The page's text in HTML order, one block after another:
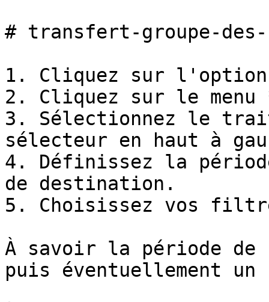
# transfert-groupe-des-
1. Cliquez sur
2. Cliquez sur le menu
3. Sélectionnez le
sélecteur en haut à
4. Définissez la
de destination.
5. Choisissez vos
À savoir la période de
puis éventuellement